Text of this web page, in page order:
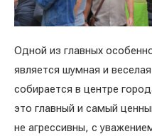
Одной из главных
является шумная и
собирается в центре
это главный и самый
не агрессивны, с